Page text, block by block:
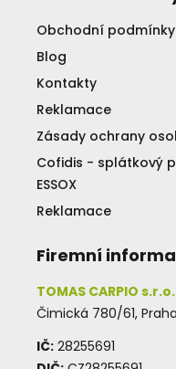
Obchodní podmínky
Blog
Kontakty
Reklamace
Zásady ochrany
Cofidis - splátkový
ESSOX
Reklamace
Firemní
TOMAS CARPIO s.r.o.
Čimická 780/61,
IČ: 28255691